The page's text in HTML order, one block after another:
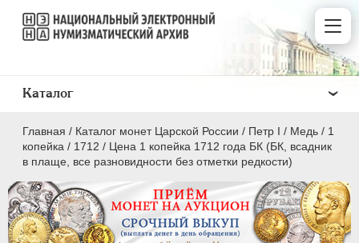
Главная / Каталог монет Царской России / Пeтр I / Медь / 1
копейка / 1712 / Цена 1 копейка 1712 года БК (БК, всадник
в плаще, все разновидности без отметки редкости)
Каталог
ПEТР I 1699 - 1725